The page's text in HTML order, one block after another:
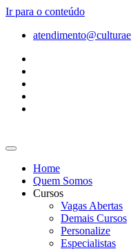
Ir para o conteúdo
Home
Quem Somos
Cursos
Vagas Abertas
Demais Cursos
Personalize
Especialistas